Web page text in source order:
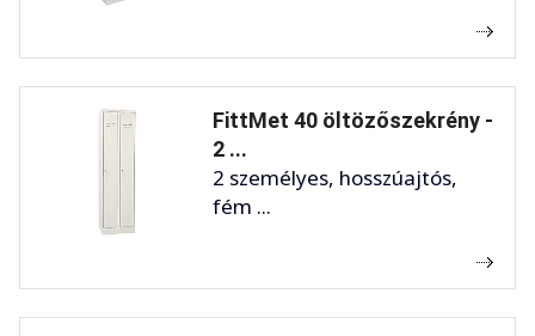
FittMet 40 öltözőszekrény -
2 ...
2 személyes, hosszúajtós,
fém ...